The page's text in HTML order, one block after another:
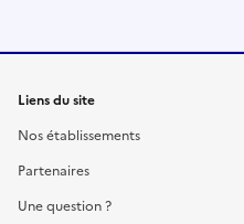
Liens du site
Nos établissements
Partenaires
Une question ?